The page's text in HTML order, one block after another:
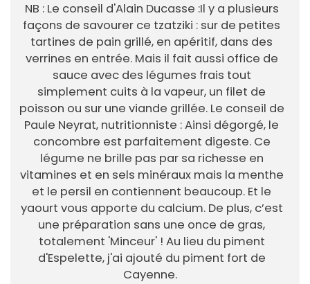
NB : Le conseil d'Alain Ducasse :Il y a plusieurs
façons de savourer ce tzatziki : sur de petites
tartines de pain grillé, en apéritif, dans des
verrines en entrée. Mais il fait aussi office de
sauce avec des légumes frais tout
simplement cuits à la vapeur, un filet de
poisson ou sur une viande grillée. Le conseil de
Paule Neyrat, nutritionniste : Ainsi dégorgé, le
concombre est parfaitement digeste. Ce
légume ne brille pas par sa richesse en
vitamines et en sels minéraux mais la menthe
et le persil en contiennent beaucoup. Et le
yaourt vous apporte du calcium. De plus, c’est
une préparation sans une once de gras,
totalement 'Minceur' ! Au lieu du piment
d'Espelette, j'ai ajouté du piment fort de
Cayenne.